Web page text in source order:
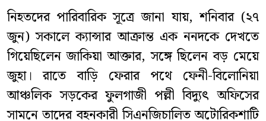
নিহতদের পারিবারিক সূত্রে জানা যায়, শনিবার (২৭
জুন) সকালে ক্যান্সার আক্রান্ত এক ননদকে দেখতে
গিয়েছিলেন জাকিয়া আক্তার, সঙ্গে ছিলেন বড় মেয়ে
জুহা। রাতে বাড়ি ফেরার পথে ফেনী-বিলোনিয়া
আঞ্চলিক সড়কের ফুলগাজী পল্লী বিদ্যুৎ অফিসের
সামনে তাদের বহনকারী সিএনজিচালিত অটোরিকশাটি